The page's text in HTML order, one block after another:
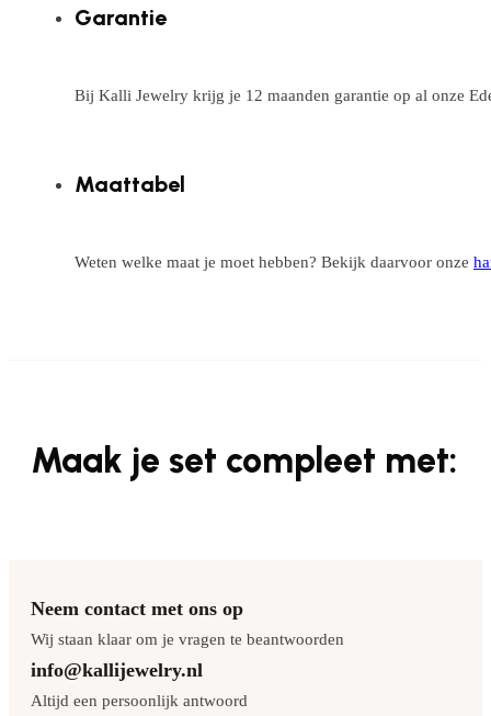
Garantie
Bij Kalli Jewelry krijg je 12 maanden garantie op al onze
Maattabel
Weten welke maat je moet hebben? Bekijk daarvoor onze
Maak je set compleet met:
Neem contact met ons op
Wij staan klaar om je vragen te beantwoorden
info@kallijewelry.nl
Altijd een persoonlijk antwoord